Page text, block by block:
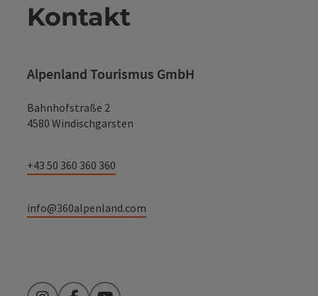
Kontakt
Alpenland Tourismus GmbH
Bahnhofstraße 2
4580 Windischgarsten
+43 50 360 360 360
info@360alpenland.com